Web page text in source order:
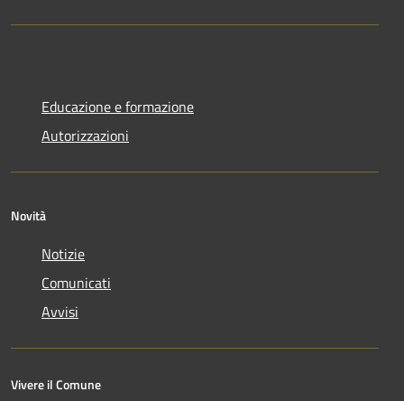
Educazione e formazione
Autorizzazioni
Novità
Notizie
Comunicati
Avvisi
Vivere il Comune